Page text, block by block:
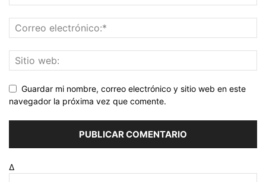
Guardar mi nombre, correo electrónico y sitio web en este
navegador la próxima vez que comente.
Δ